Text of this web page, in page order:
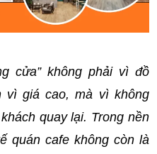
cửa” không phải vì đồ
vì giá cao, mà vì không
quay lại. Trong nền
quán cafe không còn là